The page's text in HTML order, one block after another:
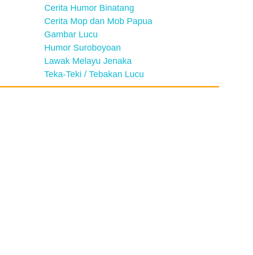
Cerita Humor Binatang
Cerita Mop dan Mob Papua
Gambar Lucu
Humor Suroboyoan
Lawak Melayu Jenaka
Teka-Teki / Tebakan Lucu